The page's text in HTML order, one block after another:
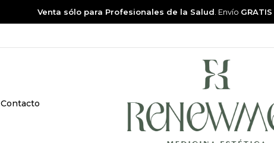
Venta sólo para Profesionales de la Salud . Envío GRATIS
Contacto